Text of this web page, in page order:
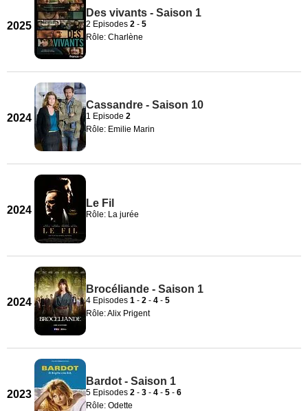
2025
Des vivants - Saison 1
2 Episodes 2 - 5
Rôle: Charlène
2024
Cassandre - Saison 10
1 Episode 2
Rôle: Emilie Marin
2024
Le Fil
Rôle: La jurée
2024
Brocéliande - Saison 1
4 Episodes 1 - 2 - 4 - 5
Rôle: Alix Prigent
2023
Bardot - Saison 1
5 Episodes 2 - 3 - 4 - 5 - 6
Rôle: Odette